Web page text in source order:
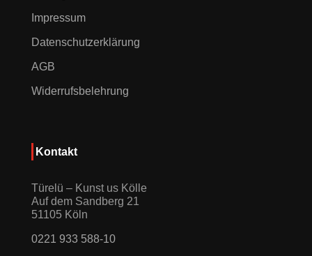
Impressum
Datenschutzerklärung
AGB
Widerrufsbelehrung
Kontakt
Türelü – Kunst us Kölle
Auf dem Sandberg 21
51105 Köln
0221 933 588-10